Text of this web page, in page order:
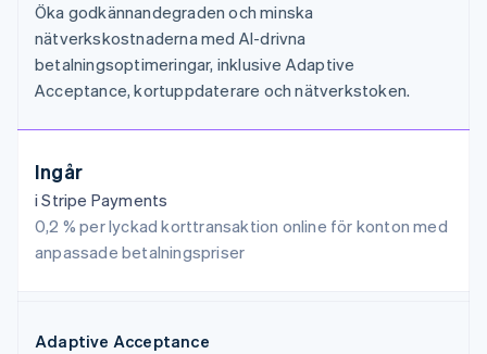
Öka godkännandegraden och minska
nätverkskostnaderna med AI-drivna
betalningsoptimeringar, inklusive Adaptive
Acceptance, kortuppdaterare och nätverkstoken.
Ingår
i Stripe Payments
0,2 % per lyckad korttransaktion online för konton med
anpassade betalningspriser
Adaptive Acceptance